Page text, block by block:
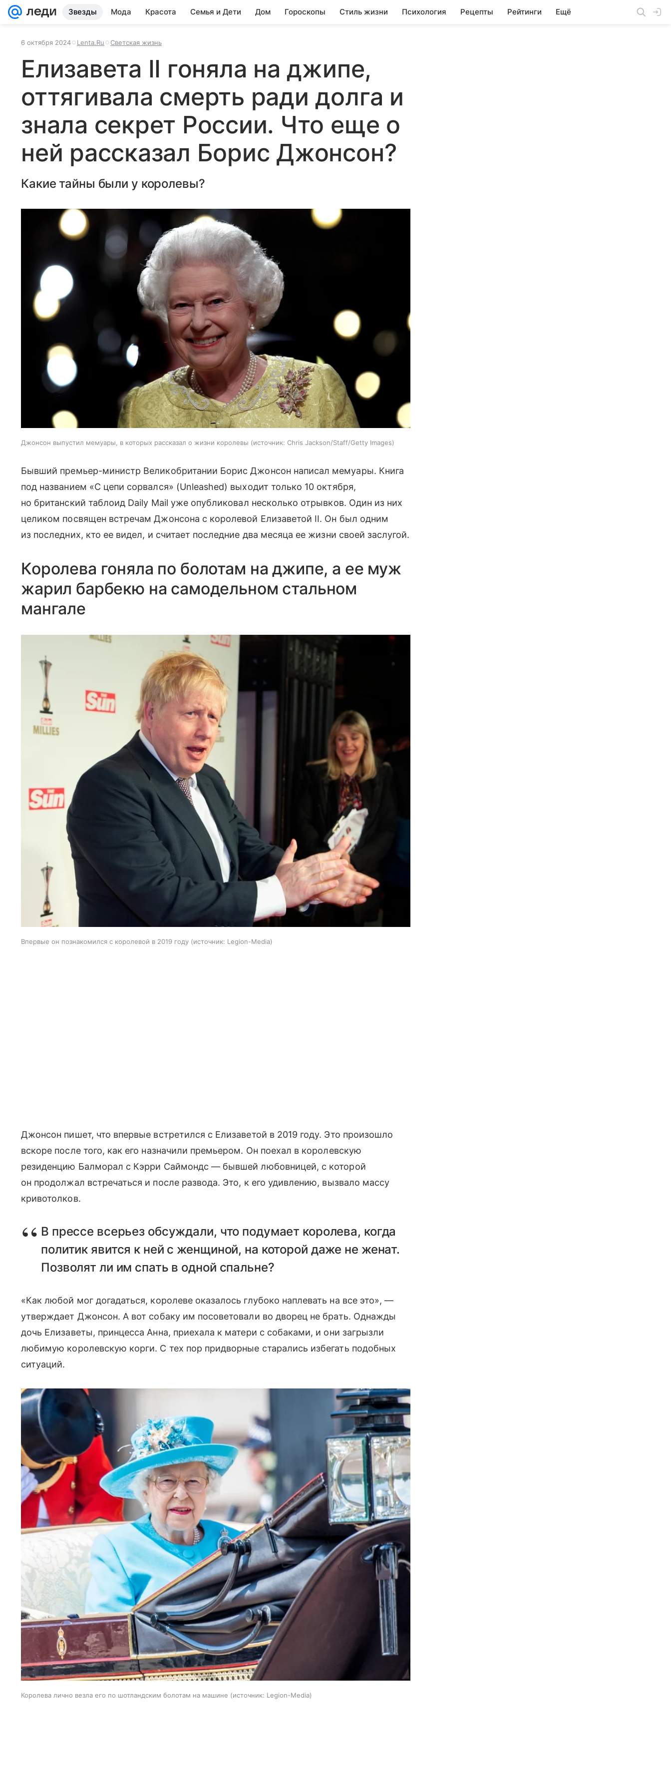
Звезды Мода Красота Семья и Дети Дом Гороскопы Стиль жизни Психология Рецепты Рейтинги Ещё
6 октября 2024 Lenta.Ru Светская жизнь
Елизавета II гоняла на джипе,
оттягивала смерть ради долга и
знала секрет России. Что еще о
ней рассказал Борис Джонсон?
Какие тайны были у королевы?
Джонсон выпустил мемуары, в которых рассказал о жизни королевы источник: Chris Jackson/Staff/Getty Images
Бывший премьер-министр Великобритании Борис Джонсон написал мемуары. Книга
под названием «С цепи сорвался» (Unleashed) выходит только 10 октября,
но британский таблоид Daily Mail уже опубликовал несколько отрывков. Один из них
целиком посвящен встречам Джонсона с королевой Елизаветой II. Он был одним
из последних, кто ее видел, и считает последние два месяца ее жизни своей заслугой.
Королева гоняла по болотам на джипе, а ее муж
жарил барбекю на самодельном стальном
мангале
Впервые он познакомился с королевой в 2019 году источник: Legion-Media
Джонсон пишет, что впервые встретился с Елизаветой в 2019 году. Это произошло
вскоре после того, как его назначили премьером. Он поехал в королевскую
резиденцию Балморал с Кэрри Саймондс — бывшей любовницей, с которой
он продолжал встречаться и после развода. Это, к его удивлению, вызвало массу
кривотолков.
В прессе всерьез обсуждали, что подумает королева, когда
политик явится к ней с женщиной, на которой даже не женат.
Позволят ли им спать в одной спальне?
«Как любой мог догадаться, королеве оказалось глубоко наплевать на все это», —
утверждает Джонсон. А вот собаку им посоветовали во дворец не брать. Однажды
дочь Елизаветы, принцесса Анна, приехала к матери с собаками, и они загрызли
любимую королевскую корги. С тех пор придворные старались избегать подобных
ситуаций.
Королева лично везла его по шотландским болотам на машине источник: Legion-Media